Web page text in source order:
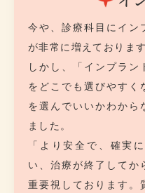
今や、診療科目にイン
が非常に増えております
しかし、「インプラン
をどこでも選びやすく
を選んでいいかわから
ました。
「より安全で、確実
い、治療が終了してか
重要視しております。